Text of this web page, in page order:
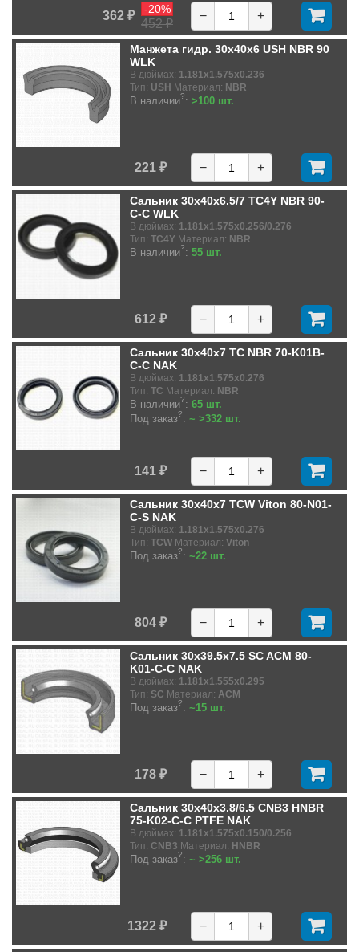
362 ₽
452 ₽
-20% − +
Манжета гидр. 30x40x6 USH NBR 90
WLK
В дюймах: 1.181x1.575x0.236
Тип: USH Материал: NBR
В наличии?: >100 шт.
221 ₽ − +
Сальник 30x40x6.5/7 TC4Y NBR 90-
C-C WLK
В дюймах: 1.181x1.575x0.256/0.276
Тип: TC4Y Материал: NBR
В наличии?: 55 шт.
612 ₽ − +
Сальник 30x40x7 TC NBR 70-K01B-
C-C NAK
В дюймах: 1.181x1.575x0.276
Тип: TC Материал: NBR
В наличии?: 65 шт.
Под заказ?: ~ >332 шт.
141 ₽ − +
Сальник 30x40x7 TCW Viton 80-N01-
C-S NAK
В дюймах: 1.181x1.575x0.276
Тип: TCW Материал: Viton
Под заказ?: ~22 шт.
804 ₽ − +
Сальник 30x39.5x7.5 SC ACM 80-
K01-C-C NAK
В дюймах: 1.181x1.555x0.295
Тип: SC Материал: ACM
Под заказ?: ~15 шт.
178 ₽ − +
Сальник 30x40x3.8/6.5 CNB3 HNBR
75-K02-C-C PTFE NAK
В дюймах: 1.181x1.575x0.150/0.256
Тип: CNB3 Материал: HNBR
Под заказ?: ~ >256 шт.
1322 ₽ − +